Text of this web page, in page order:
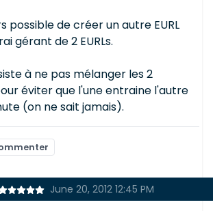
possible de créer un autre EURL
gérant de 2 EURLs.
à ne pas mélanger les 2
éviter que l'une entraine l'autre
(on ne sait jamais).
June 20, 2012 12:45 PM